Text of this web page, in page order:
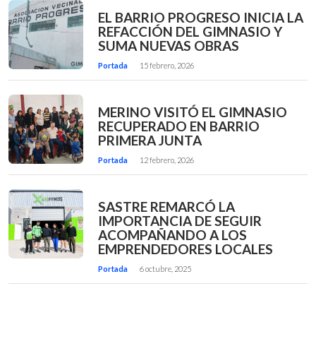
EL BARRIO PROGRESO INICIA LA
REFACCIÓN DEL GIMNASIO Y
SUMA NUEVAS OBRAS
Portada 15 febrero, 2026
MERINO VISITÓ EL GIMNASIO
RECUPERADO EN BARRIO
PRIMERA JUNTA
Portada 12 febrero, 2026
SASTRE REMARCÓ LA
IMPORTANCIA DE SEGUIR
ACOMPAÑANDO A LOS
EMPRENDEDORES LOCALES
Portada 6 octubre, 2025